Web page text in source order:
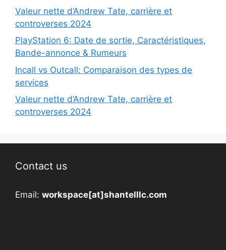
Valeur nette d’Andrew Tate, carrière et
controverses 2024
PlayStation 6: Date de sortie, Caractéristiques,
Bande-annonce & Rumeurs
Incall vs Outcall: Comparaison des types de
services
Valeur nette d’Andrew Tate, carrière et
controverses 2024
Contact us
Email: workspace[at]shantelllc.com